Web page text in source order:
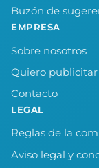
Buzón de
EMPRESA
Sobre nosotros
Quiero
Contacto
LEGAL
Reglas de la
Aviso legal y